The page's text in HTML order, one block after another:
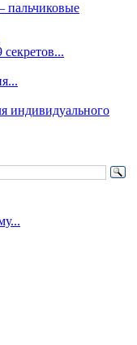
пальчиковые
индивидуального